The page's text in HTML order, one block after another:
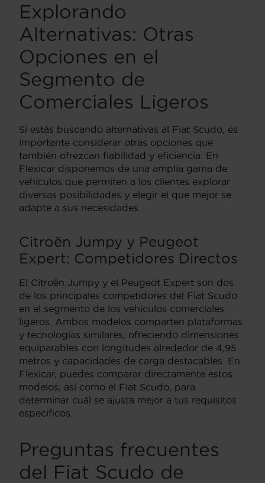
Explorando
Alternativas: Otras
Opciones en el
Segmento de
Comerciales Ligeros
Si estás buscando alternativas al Fiat Scudo, es
importante considerar otras opciones que
también ofrezcan fiabilidad y eficiencia. En
Flexicar disponemos de una amplia gama de
vehículos que permiten a los clientes explorar
diversas posibilidades y elegir el que mejor se
adapte a sus necesidades.
Citroën Jumpy y Peugeot
Expert: Competidores Directos
El Citroën Jumpy y el Peugeot Expert son dos
de los principales competidores del Fiat Scudo
en el segmento de los vehículos comerciales
ligeros. Ambos modelos comparten plataformas
y tecnologías similares, ofreciendo dimensiones
equiparables con longitudes alrededor de 4,95
metros y capacidades de carga destacables. En
Flexicar, puedes comparar directamente estos
modelos, así como el Fiat Scudo, para
determinar cuál se ajusta mejor a tus requisitos
específicos.
Preguntas frecuentes
del Fiat Scudo de